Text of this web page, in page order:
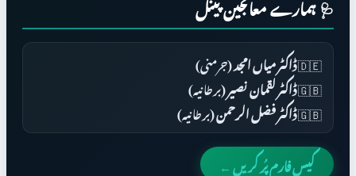
🩺 ہمارے معالجین پینل
🇩🇪ڈاکٹر میاں امجد(جرمنی)
🇬🇧ڈاکٹر لقمان نصیر(برطانیہ)
🇬🇧ڈاکٹر فضل الرحمن(برطانیہ)
کیس فارم پُر کریں ←